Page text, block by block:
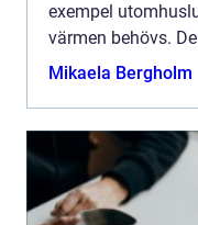
exempel
värmen behövs.
flera gånger mer
Mikaela Bergholm